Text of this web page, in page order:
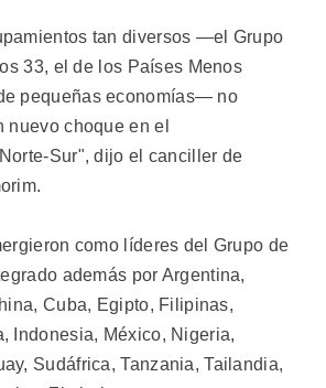
tan diversos —el Grupo
33, el de los Países Menos
pequeñas economías— no
nuevo choque en el
Sur", dijo el canciller de
como líderes del Grupo de
además por Argentina,
Cuba, Egipto, Filipinas,
Indonesia, México, Nigeria,
Sudáfrica, Tanzania, Tailandia,